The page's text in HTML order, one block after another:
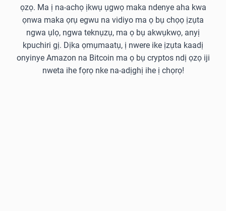
ọzọ. Ma ị na-achọ ịkwụ ụgwọ maka ndenye aha kwa
ọnwa maka ọrụ egwu na vidiyo ma ọ bụ chọọ ịzụta
ngwa ụlọ, ngwa teknụzụ, ma ọ bụ akwụkwọ, anyị
kpuchiri gị. Dịka ọmụmaatụ, ị nwere ike ịzụta kaadị
onyinye Amazon na Bitcoin ma ọ bụ cryptos ndị ọzọ iji
nweta ihe fọrọ nke na-adịghị ihe ị chọrọ!